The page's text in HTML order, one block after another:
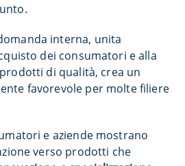
interna, unita
dei consumatori e alla
di qualità, crea un
favorevole per molte filiere
e aziende mostrano
verso prodotti che